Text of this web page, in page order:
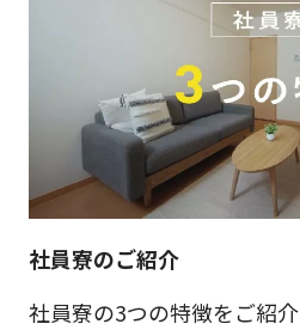
社員寮のご紹介
社員寮の3つの特徴をご紹介